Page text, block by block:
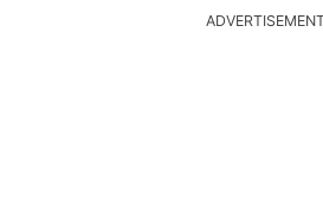
ADVERTISEMENT